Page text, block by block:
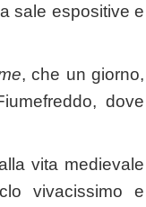
sale espositive e
, che un giorno,
dove
vita medievale
vivacissimo e